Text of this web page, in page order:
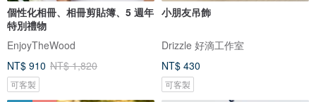
個性化相冊、相冊剪貼簿、5 週年
特別禮物
EnjoyTheWood
NT$ 910 NT$ 1,820
可客製
小朋友吊飾
Drizzle 好滴工作室
NT$ 430
可客製